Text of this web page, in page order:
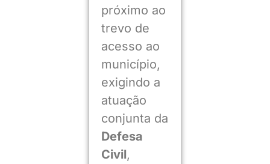
próximo ao
trevo de
acesso ao
município,
exigindo a
atuação
conjunta da
Defesa
Civil,